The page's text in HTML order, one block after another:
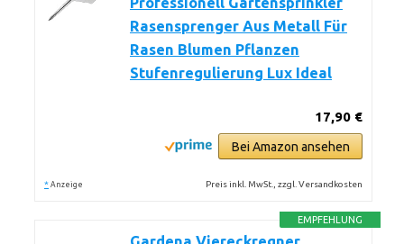
Rasensprenger Aus Metall Für
Rasen Blumen Pflanzen
Stufenregulierung Lux Ideal
17,90 €
Bei Amazon ansehen
* Anzeige Preis inkl. MwSt., zzgl. Versandkosten
EMPFEHLUNG